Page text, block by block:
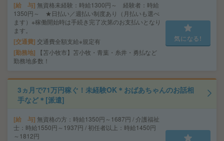
給 与 無資格未経験：時給1300円～ 経験者：時給
1350円～ ★日払い／週払い制度あり（月払いも選べ
ます）※稼働開始時は手続き完了次第のお支払いとなり
ます。
交通費 交通費全額支給※規定有
勤務地
【苫小牧市】苫小牧・青葉・糸井・勇払など
勤務地多数！
気になる!
3ヵ月で71万円稼ぐ！未経験OK＊おばあちゃんのお話相
手など＊[派遣]
給 与 無資格の方：時給1350円～1687円 / 介護福祉
士：時給1550円～1937円 / 初任者以上：時給1450円
～1812円